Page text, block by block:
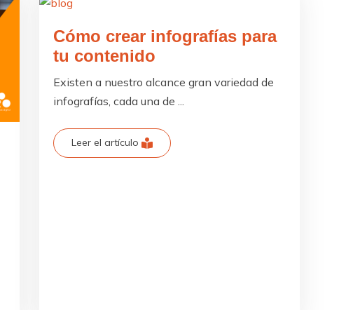
Cómo crear infografías para
tu contenido
Existen a nuestro alcance gran variedad de
infografías, cada una de ...
Leer el artículo